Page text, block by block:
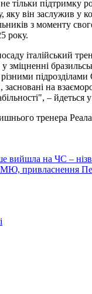
тільки підтримку
яку він заслужив у
з моменту
року.
італійський
зміцненні
підрозділами
на
– йдеться
тренера Реала
вийшла на ЧС –
МЮ, привласнення